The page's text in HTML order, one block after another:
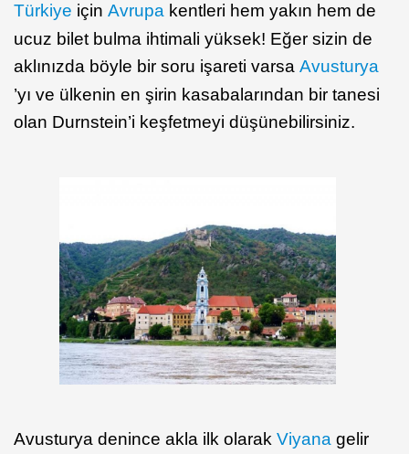
Türkiye için Avrupa kentleri hem yakın hem de
ucuz bilet bulma ihtimali yüksek! Eğer sizin de
aklınızda böyle bir soru işareti varsa Avusturya
’yı ve ülkenin en şirin kasabalarından bir tanesi
olan Durnstein’i keşfetmeyi düşünebilirsiniz.
Avusturya denince akla ilk olarak Viyana gelir